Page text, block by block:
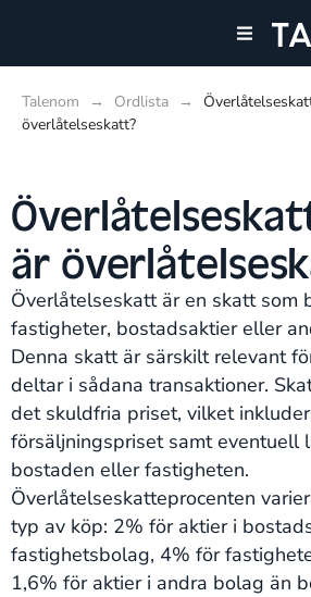
Talenom → Ordlista →
överlåtelseskatt?
är
Överlåtelseskatt är en skatt som
fastigheter, bostadsaktier eller
Denna skatt är särskilt relevant
deltar i sådana transaktioner.
det skuldfria priset, vilket
försäljningspriset samt eventuell
bostaden eller fastigheten.
Överlåtelseskatteprocenten
typ av köp: 2% för aktier i
fastighetsbolag, 4% för
1,6% för aktier i andra bolag än